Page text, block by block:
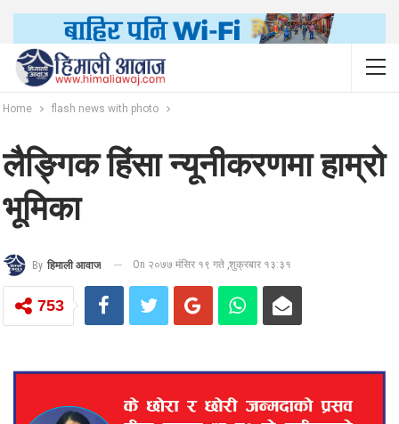
Home flash news with photo
लैङ्गिक हिंसा न्यूनीकरणमा हाम्रो
भूमिका
By हिमाली आवाज On २०७७ मंसिर १९ गते ,शुक्रबार १३:३१
753